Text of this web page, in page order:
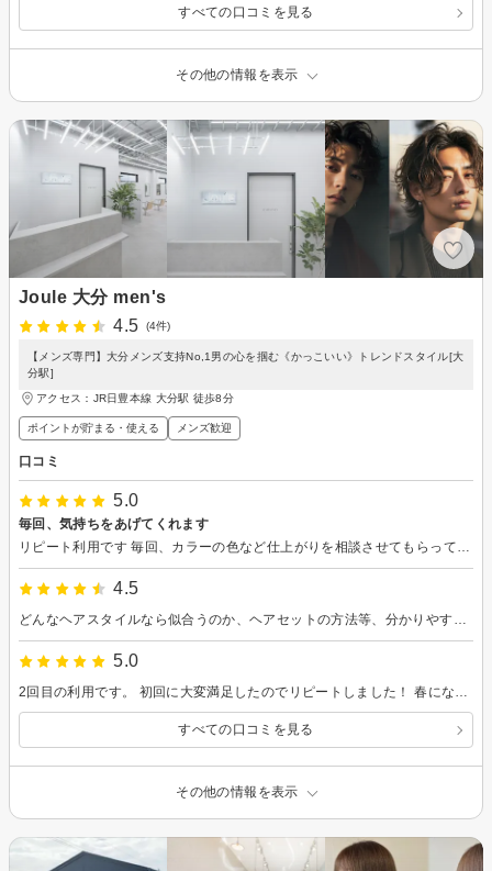
すべての口コミを見る
その他の情報を表示
Joule 大分 men's
4.5
(4件)
【メンズ専門】大分メンズ支持No,1男の心を掴む《かっこいい》トレンドスタイル[大
分駅]
アクセス：JR日豊本線 大分駅 徒歩8分
ポイントが貯まる・使える メンズ歓迎
口コミ
5.0
毎回、気持ちをあげてくれます
リピート利用です 毎回、カラーの色など仕上がりを相談させてもらってます。 今回は、当初、初めてデザインカラーをしようかと思ってました。 仕上がりのことなどをみて、親身に提案していただきました。 結果、今回も満足です。 また次回もよろしくお願いします。
4.5
どんなヘアスタイルなら似合うのか、ヘアセットの方法等、分かりやすく教えてくれてとても良かったです。
5.0
2回目の利用です。 初回に大変満足したのでリピートしました！ 春になるので、新しいカラーの提案もしていただきました。 また次回もよろしくお願いします！
すべての口コミを見る
その他の情報を表示